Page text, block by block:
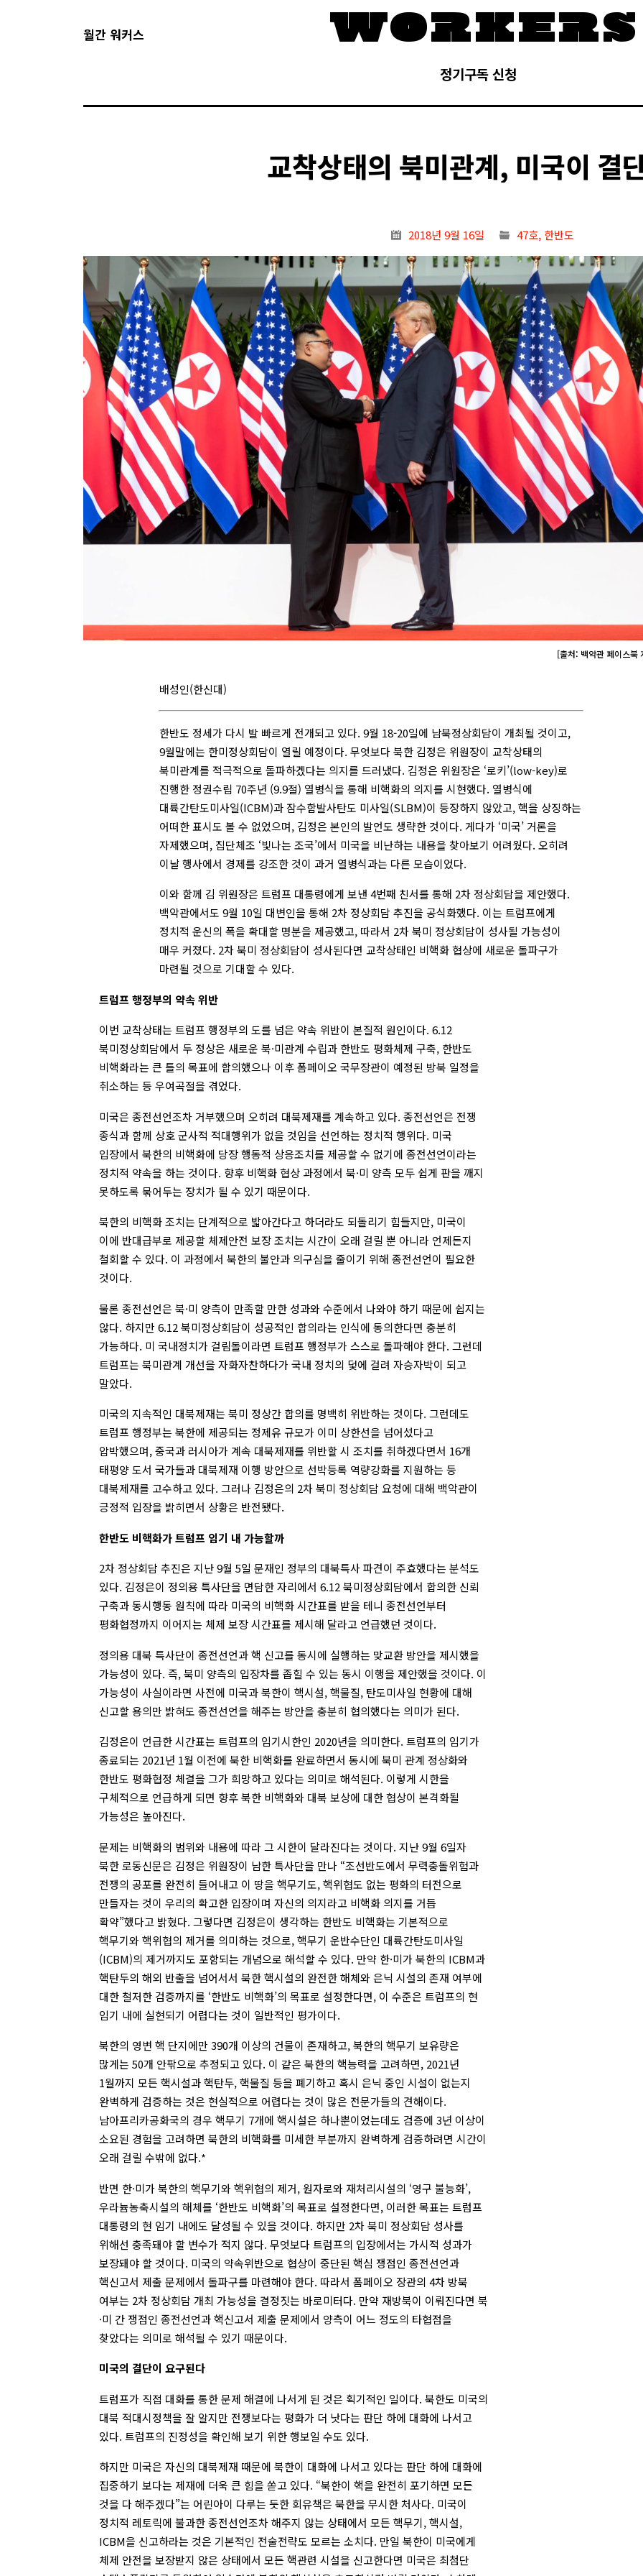
월간 워커스
정기구독 신청
교착상태의 북미관계, 미국이 결
2018년 9월 16일 47호, 한반도
[출처: 백악관 페이스북
배성인(한신대)
한반도 정세가 다시 발 빠르게 전개되고 있다. 9월 18-20일에 남북정상회담이 개최될 것이고,
9월말에는 한미정상회담이 열릴 예정이다. 무엇보다 북한 김정은 위원장이 교착상태의
북미관계를 적극적으로 돌파하겠다는 의지를 드러냈다. 김정은 위원장은 ‘로키’(low-key)로
진행한 정권수립 70주년 (9.9절) 열병식을 통해 비핵화의 의지를 시현했다. 열병식에
대륙간탄도미사일(ICBM)과 잠수함발사탄도 미사일(SLBM)이 등장하지 않았고, 핵을 상징하는
어떠한 표시도 볼 수 없었으며, 김정은 본인의 발언도 생략한 것이다. 게다가 ‘미국’ 거론을
자제했으며, 집단체조 ‘빛나는 조국’에서 미국을 비난하는 내용을 찾아보기 어려웠다. 오히려
이날 행사에서 경제를 강조한 것이 과거 열병식과는 다른 모습이었다.
이와 함께 김 위원장은 트럼프 대통령에게 보낸 4번째 친서를 통해 2차 정상회담을 제안했다.
백악관에서도 9월 10일 대변인을 통해 2차 정상회담 추진을 공식화했다. 이는 트럼프에게
정치적 운신의 폭을 확대할 명분을 제공했고, 따라서 2차 북미 정상회담이 성사될 가능성이
매우 커졌다. 2차 북미 정상회담이 성사된다면 교착상태인 비핵화 협상에 새로운 돌파구가
마련될 것으로 기대할 수 있다.
트럼프 행정부의 약속 위반
이번 교착상태는 트럼프 행정부의 도를 넘은 약속 위반이 본질적 원인이다. 6.12
북미정상회담에서 두 정상은 새로운 북·미관계 수립과 한반도 평화체제 구축, 한반도
비핵화라는 큰 틀의 목표에 합의했으나 이후 폼페이오 국무장관이 예정된 방북 일정을
취소하는 등 우여곡절을 겪었다.
미국은 종전선언조차 거부했으며 오히려 대북제재를 계속하고 있다. 종전선언은 전쟁
종식과 함께 상호 군사적 적대행위가 없을 것임을 선언하는 정치적 행위다. 미국
입장에서 북한의 비핵화에 당장 행동적 상응조치를 제공할 수 없기에 종전선언이라는
정치적 약속을 하는 것이다. 향후 비핵화 협상 과정에서 북·미 양측 모두 쉽게 판을 깨지
못하도록 묶어두는 장치가 될 수 있기 때문이다.
북한의 비핵화 조치는 단계적으로 밟아간다고 하더라도 되돌리기 힘들지만, 미국이
이에 반대급부로 제공할 체제안전 보장 조치는 시간이 오래 걸릴 뿐 아니라 언제든지
철회할 수 있다. 이 과정에서 북한의 불안과 의구심을 줄이기 위해 종전선언이 필요한
것이다.
물론 종전선언은 북·미 양측이 만족할 만한 성과와 수준에서 나와야 하기 때문에 쉽지는
않다. 하지만 6.12 북미정상회담이 성공적인 합의라는 인식에 동의한다면 충분히
가능하다. 미 국내정치가 걸림돌이라면 트럼프 행정부가 스스로 돌파해야 한다. 그런데
트럼프는 북미관계 개선을 자화자찬하다가 국내 정치의 덫에 걸려 자승자박이 되고
말았다.
미국의 지속적인 대북제재는 북미 정상간 합의를 명백히 위반하는 것이다. 그런데도
트럼프 행정부는 북한에 제공되는 정제유 규모가 이미 상한선을 넘어섰다고
압박했으며, 중국과 러시아가 계속 대북제재를 위반할 시 조치를 취하겠다면서 16개
태평양 도서 국가들과 대북제재 이행 방안으로 선박등록 역량강화를 지원하는 등
대북제재를 고수하고 있다. 그러나 김정은의 2차 북미 정상회담 요청에 대해 백악관이
긍정적 입장을 밝히면서 상황은 반전됐다.
한반도 비핵화가 트럼프 임기 내 가능할까
2차 정상회담 추진은 지난 9월 5일 문재인 정부의 대북특사 파견이 주효했다는 분석도
있다. 김정은이 정의용 특사단을 면담한 자리에서 6.12 북미정상회담에서 합의한 신뢰
구축과 동시행동 원칙에 따라 미국의 비핵화 시간표를 받을 테니 종전선언부터
평화협정까지 이어지는 체제 보장 시간표를 제시해 달라고 언급했던 것이다.
정의용 대북 특사단이 종전선언과 핵 신고를 동시에 실행하는 맞교환 방안을 제시했을
가능성이 있다. 즉, 북미 양측의 입장차를 좁힐 수 있는 동시 이행을 제안했을 것이다. 이
가능성이 사실이라면 사전에 미국과 북한이 핵시설, 핵물질, 탄도미사일 현황에 대해
신고할 용의만 밝혀도 종전선언을 해주는 방안을 충분히 협의했다는 의미가 된다.
김정은이 언급한 시간표는 트럼프의 임기시한인 2020년을 의미한다. 트럼프의 임기가
종료되는 2021년 1월 이전에 북한 비핵화를 완료하면서 동시에 북미 관계 정상화와
한반도 평화협정 체결을 그가 희망하고 있다는 의미로 해석된다. 이렇게 시한을
구체적으로 언급하게 되면 향후 북한 비핵화와 대북 보상에 대한 협상이 본격화될
가능성은 높아진다.
문제는 비핵화의 범위와 내용에 따라 그 시한이 달라진다는 것이다. 지난 9월 6일자
북한 로동신문은 김정은 위원장이 남한 특사단을 만나 “조선반도에서 무력충돌위험과
전쟁의 공포를 완전히 들어내고 이 땅을 핵무기도, 핵위협도 없는 평화의 터전으로
만들자는 것이 우리의 확고한 입장이며 자신의 의지라고 비핵화 의지를 거듭
확약”했다고 밝혔다. 그렇다면 김정은이 생각하는 한반도 비핵화는 기본적으로
핵무기와 핵위협의 제거를 의미하는 것으로, 핵무기 운반수단인 대륙간탄도미사일
(ICBM)의 제거까지도 포함되는 개념으로 해석할 수 있다. 만약 한·미가 북한의 ICBM과
핵탄두의 해외 반출을 넘어서서 북한 핵시설의 완전한 해체와 은닉 시설의 존재 여부에
대한 철저한 검증까지를 ‘한반도 비핵화’의 목표로 설정한다면, 이 수준은 트럼프의 현
임기 내에 실현되기 어렵다는 것이 일반적인 평가이다.
북한의 영변 핵 단지에만 390개 이상의 건물이 존재하고, 북한의 핵무기 보유량은
많게는 50개 안팎으로 추정되고 있다. 이 같은 북한의 핵능력을 고려하면, 2021년
1월까지 모든 핵시설과 핵탄두, 핵물질 등을 폐기하고 혹시 은닉 중인 시설이 없는지
완벽하게 검증하는 것은 현실적으로 어렵다는 것이 많은 전문가들의 견해이다.
남아프리카공화국의 경우 핵무기 7개에 핵시설은 하나뿐이었는데도 검증에 3년 이상이
소요된 경험을 고려하면 북한의 비핵화를 미세한 부분까지 완벽하게 검증하려면 시간이
오래 걸릴 수밖에 없다.*
반면 한·미가 북한의 핵무기와 핵위협의 제거, 원자로와 재처리시설의 ‘영구 불능화’,
우라늄농축시설의 해체를 ‘한반도 비핵화’의 목표로 설정한다면, 이러한 목표는 트럼프
대통령의 현 임기 내에도 달성될 수 있을 것이다. 하지만 2차 북미 정상회담 성사를
위해선 충족돼야 할 변수가 적지 않다. 무엇보다 트럼프의 입장에서는 가시적 성과가
보장돼야 할 것이다. 미국의 약속위반으로 협상이 중단된 핵심 쟁점인 종전선언과
핵신고서 제출 문제에서 돌파구를 마련해야 한다. 따라서 폼페이오 장관의 4차 방북
여부는 2차 정상회담 개최 가능성을 결정짓는 바로미터다. 만약 재방북이 이뤄진다면 북
·미 간 쟁점인 종전선언과 핵신고서 제출 문제에서 양측이 어느 정도의 타협점을
찾았다는 의미로 해석될 수 있기 때문이다.
미국의 결단이 요구된다
트럼프가 직접 대화를 통한 문제 해결에 나서게 된 것은 획기적인 일이다. 북한도 미국의
대북 적대시정책을 잘 알지만 전쟁보다는 평화가 더 낫다는 판단 하에 대화에 나서고
있다. 트럼프의 진정성을 확인해 보기 위한 행보일 수도 있다.
하지만 미국은 자신의 대북제재 때문에 북한이 대화에 나서고 있다는 판단 하에 대화에
집중하기 보다는 제재에 더욱 큰 힘을 쏟고 있다. “북한이 핵을 완전히 포기하면 모든
것을 다 해주겠다”는 어린아이 다루는 듯한 회유책은 북한을 무시한 처사다. 미국이
정치적 레토릭에 불과한 종전선언조차 해주지 않는 상태에서 모든 핵무기, 핵시설,
ICBM을 신고하라는 것은 기본적인 전술전략도 모르는 소치다. 만일 북한이 미국에게
체제 안전을 보장받지 않은 상태에서 모든 핵관련 시설을 신고한다면 미국은 최첨단